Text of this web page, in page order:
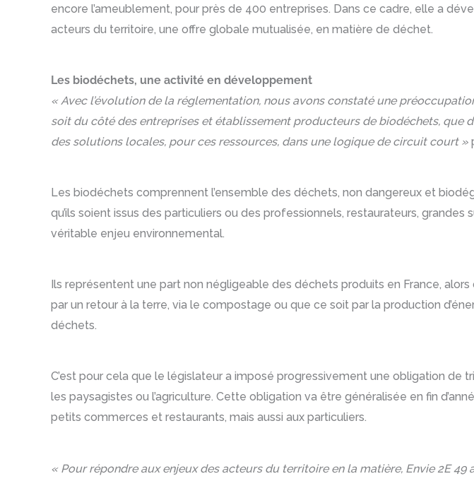
encore l’ameublement, pour près de 400 entreprises. Dans ce cadre, elle a
acteurs du territoire, une offre globale mutualisée, en matière de déchet.
Les biodéchets, une activité en développement
« Avec l’évolution de la réglementation, nous avons constaté une
soit du côté des entreprises et établissement producteurs de biodéchets, que
des solutions locales, pour ces ressources, dans une logique de circuit court »
Les biodéchets comprennent l’ensemble des déchets, non dangereux et
qu’ils soient issus des particuliers ou des professionnels, restaurateurs,
véritable enjeu environnemental.
Ils représentent une part non négligeable des déchets produits en France,
par un retour à la terre, via le compostage ou que ce soit par la production
déchets.
C’est pour cela que le législateur a imposé progressivement une obligation de
les paysagistes ou l’agriculture. Cette obligation va être généralisée en fin
petits commerces et restaurants, mais aussi aux particuliers.
« Pour répondre aux enjeux des acteurs du territoire en la matière, Envie 2E